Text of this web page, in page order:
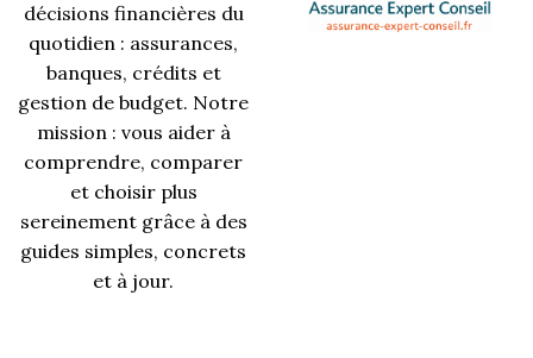
décisions financières du
quotidien : assurances,
banques, crédits et
gestion de budget. Notre
mission : vous aider à
comprendre, comparer
et choisir plus
sereinement grâce à des
guides simples, concrets
et à jour.